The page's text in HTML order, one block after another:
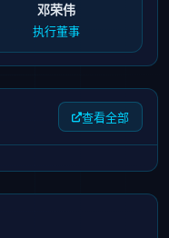
邓荣伟
执行董事
查看全部